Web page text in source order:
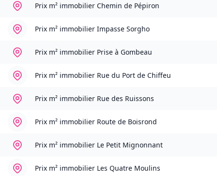
Prix m² immobilier Chemin de Pépiron
Prix m² immobilier Impasse Sorgho
Prix m² immobilier Prise à Gombeau
Prix m² immobilier Rue du Port de Chiffeu
Prix m² immobilier Rue des Ruissons
Prix m² immobilier Route de Boisrond
Prix m² immobilier Le Petit Mignonnant
Prix m² immobilier Les Quatre Moulins